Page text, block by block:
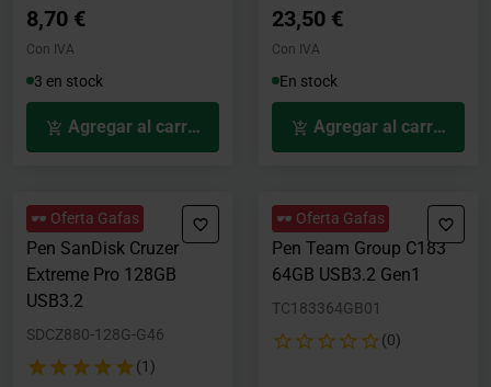
8,70 €
Con IVA
3 en stock
Agregar al carrito
23,50 €
Con IVA
En stock
Agregar al carrito
🕶️ Oferta Gafas
Pen SanDisk Cruzer
Extreme Pro 128GB
USB3.2
SDCZ880-128G-G46
(1)
🕶️ Oferta Gafas
Pen Team Group C183
64GB USB3.2 Gen1
TC183364GB01
(0)